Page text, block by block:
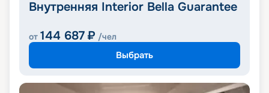
Внутренняя Interior Bella Guarantee
от 144 687 ₽ /чел
Выбрать